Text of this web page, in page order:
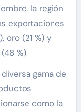
la región
exportaciones
oro (21 %) y
%).
gama de
como la